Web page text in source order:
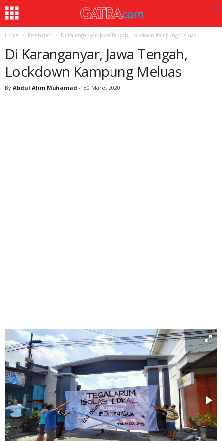
Home Kesehatan Di Karanganyar, Jawa Tengah, Lockdown Kampung Meluas
Di Karanganyar, Jawa Tengah,
Lockdown Kampung Meluas
By Abdul Alim Muhamad - 30 Maret 2020